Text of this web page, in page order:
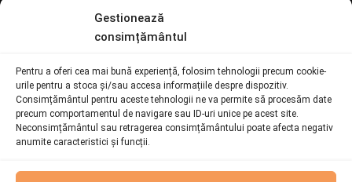
Gestionează
consimțământul
Pentru a oferi cea mai bună experiență, folosim tehnologii precum cookie-
urile pentru a stoca și/sau accesa informațiile despre dispozitiv.
Consimțământul pentru aceste tehnologii ne va permite să procesăm date
precum comportamentul de navigare sau ID-uri unice pe acest site.
Neconsimțământul sau retragerea consimțământului poate afecta negativ
anumite caracteristici și funcții.
Urmărește-ne pe:
Contact
073 094 6692
online@batiatus.ro
Șoseaua București - Urziceni 259, Afumați 901003